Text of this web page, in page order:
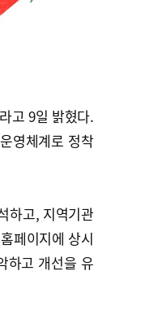
고 9일 밝혔다.
영체계로 정착
하고, 지역기관
페이지에 상시
하고 개선을 유